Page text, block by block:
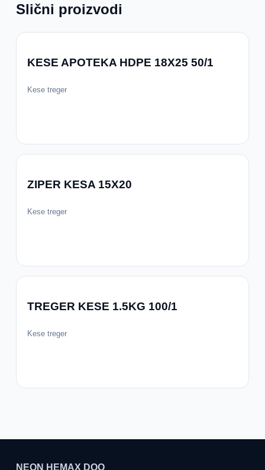
Slični proizvodi
KESE APOTEKA HDPE 18X25 50/1
Kese treger
ZIPER KESA 15X20
Kese treger
TREGER KESE 1.5KG 100/1
Kese treger
NEON HEMAX DOO